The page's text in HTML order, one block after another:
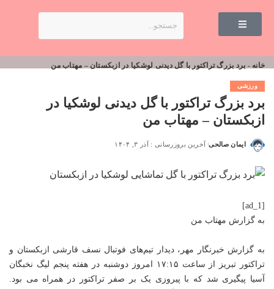
خانه - برد بزرگ تراکتور با گل دیدنی لوشکیا در ازبکستان – مهتاب من
ورزشی
برد بزرگ تراکتور با گل دیدنی لوشکیا در
ازبکستان – مهتاب من
ایمان صالحی آخرین بروزرسانی : آذر ۳, ۱۴۰۴
[ad_1]
به گزارش مهتاب من
به گزارش خبرنگار مهر، دیدار تیم‌های فوتبال نسف قارشی ازبکستان و
تراکتور تبریز از ساعت ۱۷:۱۵ امروز دوشنبه در هفته پنجم لیگ نخبگان
آسیا پیگیری شد که با پیروزی یک بر صفر تراکتور در همراه می بود.